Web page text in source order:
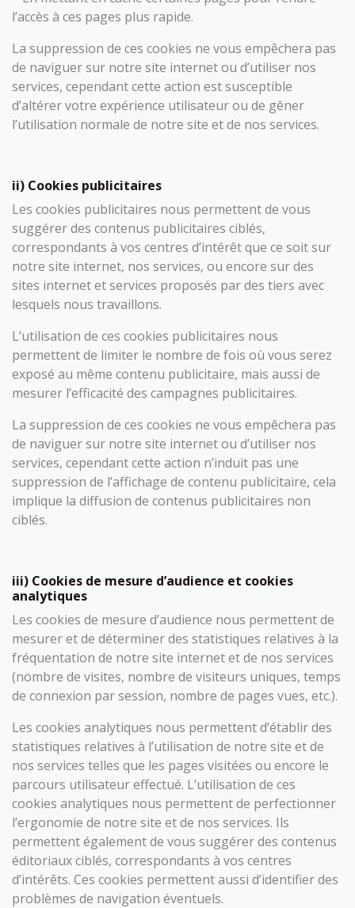
l’accès à ces pages plus rapide.
La suppression de ces cookies ne vous empêchera pas
de naviguer sur notre site internet ou d’utiliser nos
services, cependant cette action est susceptible
d’altérer votre expérience utilisateur ou de gêner
l’utilisation normale de notre site et de nos services.
ii) Cookies publicitaires
Les cookies publicitaires nous permettent de vous
suggérer des contenus publicitaires ciblés,
correspondants à vos centres d’intérêt que ce soit sur
notre site internet, nos services, ou encore sur des
sites internet et services proposés par des tiers avec
lesquels nous travaillons.
L’utilisation de ces cookies publicitaires nous
permettent de limiter le nombre de fois où vous serez
exposé au même contenu publicitaire, mais aussi de
mesurer l’efficacité des campagnes publicitaires.
La suppression de ces cookies ne vous empêchera pas
de naviguer sur notre site internet ou d’utiliser nos
services, cependant cette action n’induit pas une
suppression de l’affichage de contenu publicitaire, cela
implique la diffusion de contenus publicitaires non
ciblés.
iii) Cookies de mesure d’audience et cookies
analytiques
Les cookies de mesure d’audience nous permettent de
mesurer et de déterminer des statistiques relatives à la
fréquentation de notre site internet et de nos services
(nombre de visites, nombre de visiteurs uniques, temps
de connexion par session, nombre de pages vues, etc.).
Les cookies analytiques nous permettent d’établir des
statistiques relatives à l’utilisation de notre site et de
nos services telles que les pages visitées ou encore le
parcours utilisateur effectué. L’utilisation de ces
cookies analytiques nous permettent de perfectionner
l’ergonomie de notre site et de nos services. Ils
permettent également de vous suggérer des contenus
éditoriaux ciblés, correspondants à vos centres
d’intérêts. Ces cookies permettent aussi d’identifier des
problèmes de navigation éventuels.